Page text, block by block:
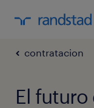
contratacion
El